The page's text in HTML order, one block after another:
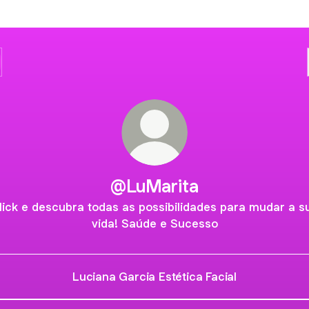
@LuMarita
e descubra todas as possibilidades para mudar a
vida! Saúde e Sucesso
Luciana Garcia Estética Facial